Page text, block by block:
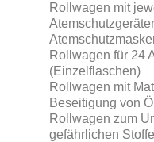
Rollwagen mit
Rollwagen für 24
(Einzelflaschen)
Rollwagen mit
Beseitigung von
Rollwagen zum
gefährlichen